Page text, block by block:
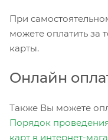
При
можете оплатить за
карты.
Онлайн
Также Вы можете
Порядок
карт в интернет-